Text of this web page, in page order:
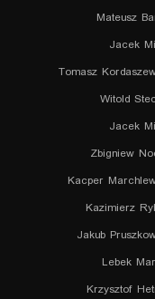
Mateusz
Jacek
Tomasz
Witold
Jacek
Zbigniew
Kacper
Kazimierz
Jakub
Lebek
Krzysztof